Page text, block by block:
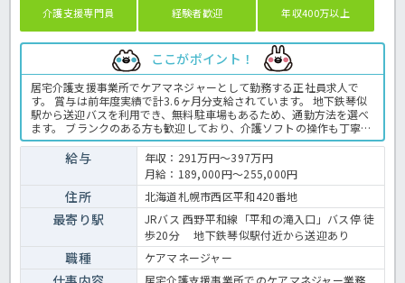
介護支援専門員 経験者歓迎 年収400万以上
ここがポイント！
居宅介護支援事業所でケアマネジャーとして勤務する正社員求人で
す。 賞与は前年度実績で計3.6ヶ月分支給されています。 地下鉄琴似
駅から送迎バスを利用でき、無料駐車場もあるため、通勤方法を選べ
ます。 ブランクのある方も歓迎しており、介護ソフトの操作も丁寧に
教えてもらえる環境です。 ご利用者様やご家族の相談に寄り添い、ケ
アプラン作成やサービス調整を担当します。 年間休日は114日あり、
時間外勤務もありません。 地下鉄琴似駅から送迎バスを利用できるほ
か、無料駐車場も完備しています。 ブランクがある方も応募できます
ので、新しい環境で再スタートしたい方にもおすすめです。 ＜ケアマ
ネジャー 正職員 老健の求人＞
給与
年収：291万円～397万円
月給：189,000円～255,000円
住所 北海道札幌市西区平和420番地
最寄り駅
JRバス 西野平和線「平和の滝入口」バス停 徒
歩20分 地下鉄琴似駅付近から送迎あり
職種 ケアマネージャー
居宅介護支援事業所でのケアマネジャー業務